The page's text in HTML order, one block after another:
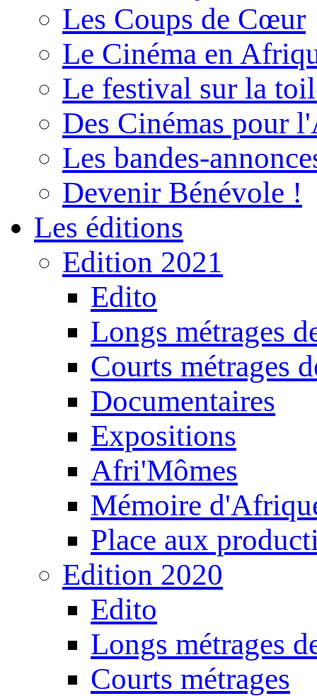
Les Coups de Cœur
Le Cinéma en
Le festival sur la
Des Cinémas pour
Les bandes-
Devenir Bénévole !
Les éditions
Edition 2021
Edito
Longs métrages
Courts métrages
Documentaires
Expositions
Afri'Mômes
Mémoire
Place aux
Edition 2020
Edito
Longs métrages
Courts métrages